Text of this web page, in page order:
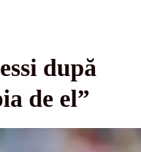
după
de el”